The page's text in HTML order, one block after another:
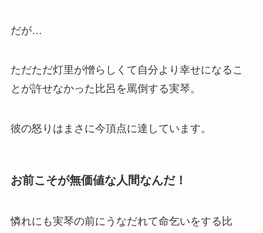
だが…
ただただ灯里が憎らしくて自分より幸せになるこ
とが許せなかった比呂を罵倒する実琴。
彼の怒りはまさに今頂点に達しています。
お前こそが無価値な人間なんだ！
憐れにも実琴の前にうなだれて命乞いをする比